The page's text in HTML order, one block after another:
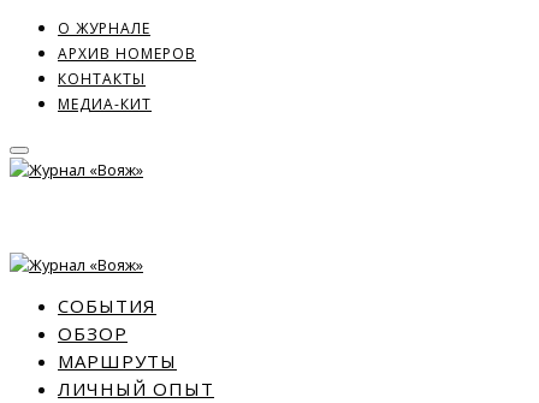
О ЖУРНАЛЕ
АРХИВ НОМЕРОВ
КОНТАКТЫ
МЕДИА-КИТ
СОБЫТИЯ
ОБЗОР
МАРШРУТЫ
ЛИЧНЫЙ ОПЫТ